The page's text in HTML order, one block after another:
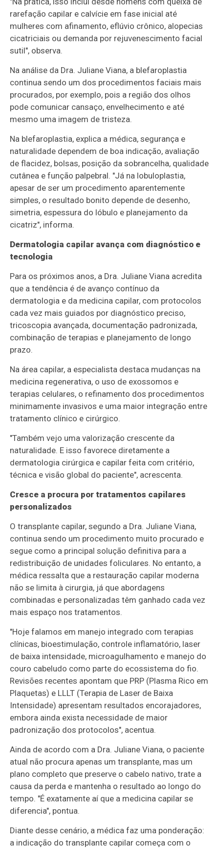
rarefação capilar e calvície em fase inicial até
mulheres com afinamento, eflúvio crônico, alopecias
cicatriciais ou demanda por rejuvenescimento facial
sutil", observa.
Na análise da Dra. Juliane Viana, a blefaroplastia
continua sendo um dos procedimentos faciais mais
procurados, por exemplo, pois a região dos olhos
pode comunicar cansaço, envelhecimento e até
mesmo uma imagem de tristeza.
Na blefaroplastia, explica a médica, segurança e
naturalidade dependem de boa indicação, avaliação
de flacidez, bolsas, posição da sobrancelha, qualidade
cutânea e função palpebral. "Já na lobuloplastia,
apesar de ser um procedimento aparentemente
simples, o resultado bonito depende de desenho,
simetria, espessura do lóbulo e planejamento da
cicatriz", informa.
Dermatologia capilar avança com diagnóstico e
tecnologia
Para os próximos anos, a Dra. Juliane Viana acredita
que a tendência é de avanço contínuo da
dermatologia e da medicina capilar, com protocolos
cada vez mais guiados por diagnóstico preciso,
tricoscopia avançada, documentação padronizada,
combinação de terapias e planejamento de longo
prazo.
Na área capilar, a especialista destaca mudanças na
medicina regenerativa, o uso de exossomos e
terapias celulares, o refinamento dos procedimentos
minimamente invasivos e uma maior integração entre
tratamento clínico e cirúrgico.
"Também vejo uma valorização crescente da
naturalidade. E isso favorece diretamente a
dermatologia cirúrgica e capilar feita com critério,
técnica e visão global do paciente", acrescenta.
Cresce a procura por tratamentos capilares
personalizados
O transplante capilar, segundo a Dra. Juliane Viana,
continua sendo um procedimento muito procurado e
segue como a principal solução definitiva para a
redistribuição de unidades foliculares. No entanto, a
médica ressalta que a restauração capilar moderna
não se limita à cirurgia, já que abordagens
combinadas e personalizadas têm ganhado cada vez
mais espaço nos tratamentos.
"Hoje falamos em manejo integrado com terapias
clínicas, bioestimulação, controle inflamatório, laser
de baixa intensidade, microagulhamento e manejo do
couro cabeludo como parte do ecossistema do fio.
Revisões recentes apontam que PRP (Plasma Rico em
Plaquetas) e LLLT (Terapia de Laser de Baixa
Intensidade) apresentam resultados encorajadores,
embora ainda exista necessidade de maior
padronização dos protocolos", acentua.
Ainda de acordo com a Dra. Juliane Viana, o paciente
atual não procura apenas um transplante, mas um
plano completo que preserve o cabelo nativo, trate a
causa da perda e mantenha o resultado ao longo do
tempo. "É exatamente aí que a medicina capilar se
diferencia", pontua.
Diante desse cenário, a médica faz uma ponderação:
a indicação do transplante capilar começa com o